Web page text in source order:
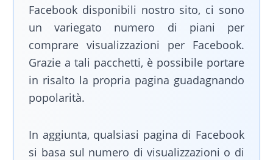
Facebook disponibili nostro sito, ci sono
un variegato numero di piani per
comprare visualizzazioni per Facebook.
Grazie a tali pacchetti, è possibile portare
in risalto la propria pagina guadagnando
popolarità.
In aggiunta, qualsiasi pagina di Facebook
si basa sul numero di visualizzazioni o di